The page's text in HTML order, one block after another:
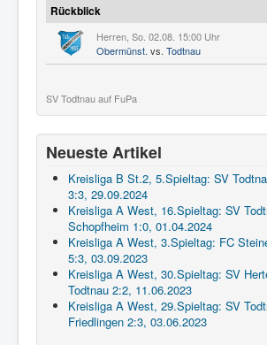
Rückblick
Herren, So. 02.08. 15:00 Uhr
Obermünst. vs. Todtnau
SV Todtnau auf FuPa
Neueste Artikel
Kreisliga B St.2, 5.Spieltag: SV
3:3, 29.09.2024
Kreisliga A West, 16.Spieltag: SV
Schopfheim 1:0, 01.04.2024
Kreisliga A West, 3.Spieltag: FC
5:3, 03.09.2023
Kreisliga A West, 30.Spieltag: SV
Todtnau 2:2, 11.06.2023
Kreisliga A West, 29.Spieltag: SV
Friedlingen 2:3, 03.06.2023